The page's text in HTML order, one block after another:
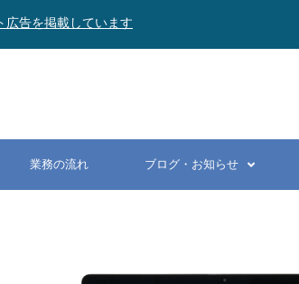
広告を掲載しています
業務の流れ ブログ・お知らせ